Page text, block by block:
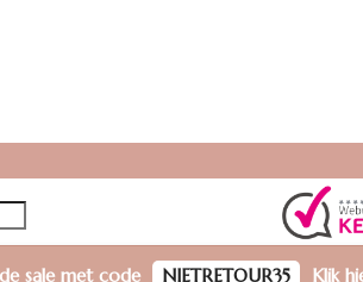
sale met code NIETRETOUR35 Klik